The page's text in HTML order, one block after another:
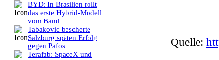
BYD: In Brasilien rollt
das erste Hybrid-Modell
vom Band
Tabakovic bescherte
Salzburg späten Erfolg
gegen Pafos
Terafab: SpaceX und
Quelle: